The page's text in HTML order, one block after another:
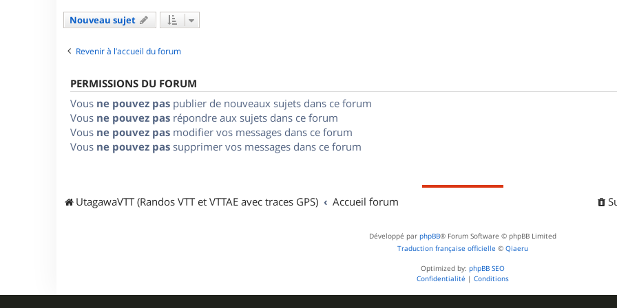
e
Nouveau sujet
Revenir à l’accueil du forum
PERMISSIONS DU FORUM
Vous ne pouvez pas publier de nouveaux sujets dans ce forum
Vous ne pouvez pas répondre aux sujets dans ce forum
Vous ne pouvez pas modifier vos messages dans ce forum
Vous ne pouvez pas supprimer vos messages dans ce forum
UtagawaVTT (Randos VTT et VTTAE avec traces GPS) Accueil forum
Développé par phpBB® Forum Software © phpBB Limited
Traduction française officielle © Qiaeru
Optimized by: phpBB SEO
Confidentialité | Conditions